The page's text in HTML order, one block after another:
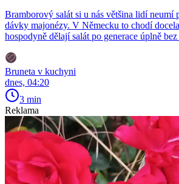
Bramborový salát si u nás většina lidí neumí
dávky majonézy. V Německu to chodí
hospodyně dělají salát po generace úplně
Bruneta v kuchyni
dnes, 04:20
3 min
Reklama